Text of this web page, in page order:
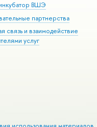
ВШЭ
партнерства
связь и взаимодействие
услуг